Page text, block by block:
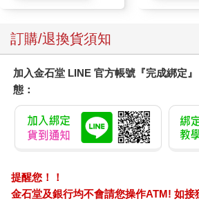
訂購/退換貨須知
加入金石堂 LINE 官方帳號『完成綁定
態：
提醒您！！
金石堂及銀行均不會請您操作ATM! 如接